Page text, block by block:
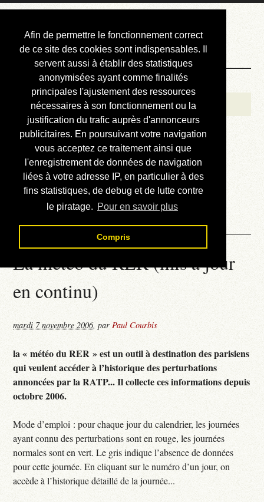
Afin de permettre le fonctionnement correct
de ce site des cookies sont indispensables. Il
servent aussi à établir des statistiques
anonymisées ayant comme finalités
principales l'ajustement des ressources
nécessaires à son fonctionnement ou la
justification du trafic auprès d'annonceurs
publicitaires. En poursuivant votre navigation
vous acceptez ce traitement ainsi que
l'enregistrement de données de navigation
liées à votre adresse IP, en particulier à des
fins statistiques, de debug et de lutte contre
le piratage. Pour en savoir plus
Compris
Courbis, « LE »
Blog Officiel
Bienvenue
Réalisations
Divers (et d’été)
Annonces
Liens externes
Téléchargement
Contact
La météo du RER (mis à jour
en continu)
mardi 7 novembre 2006,parPaul Courbis
la « météo du RER » est un outil à destination des parisiens
qui veulent accéder à l’historique des perturbations
annoncées par la RATP... Il collecte ces informations depuis
octobre 2006.
Mode d’emploi : pour chaque jour du calendrier, les journées
ayant connu des perturbations sont en rouge, les journées
normales sont en vert. Le gris indique l’absence de données
pour cette journée. En cliquant sur le numéro d’un jour, on
accède à l’historique détaillé de la journée...